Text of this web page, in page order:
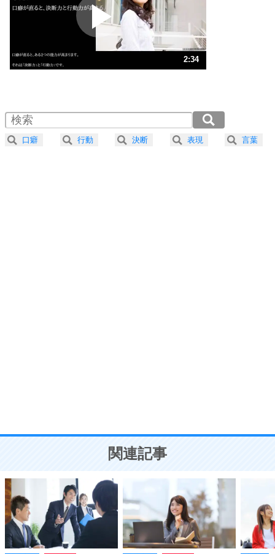
ポジティブになれない原因は、行動しないから。
ポジティブ思考になる30の方法
ストレス対策
人生、なんとかなるもの。
気楽に生きる30の方法
4 器の大きい人は、怒りを優しさで表現する。
プラス思考
ことが大切。
2:34
2.0倍速 （303KB 1分17秒）
2.5倍速 （242KB 1分1秒）
3.0倍速 （202KB 51秒）
口癖 行動 決断 表現 言葉
関連記事